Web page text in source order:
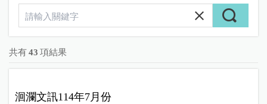
共有 43 項結果
洄瀾文訊114年7月份